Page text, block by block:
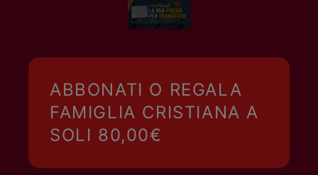
ABBONATI O REGALA
FAMIGLIA CRISTIANA A
SOLI 80,00€